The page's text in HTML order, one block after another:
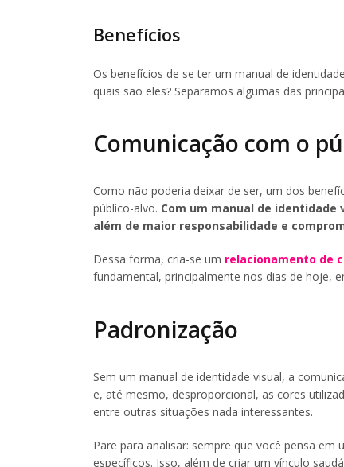
Benefícios
Os benefícios de se ter um manual de
quais são eles? Separamos algumas das
Comunicação com o
Como não poderia deixar de ser, um dos
público-alvo. Com um manual de
além de maior responsabilidade e
Dessa forma, cria-se um relacionamento de
fundamental, principalmente nos dias de hoje,
Padronização
Sem um manual de identidade visual, a
e, até mesmo, desproporcional, as cores
entre outras situações nada interessantes.
Pare para analisar: sempre que você pensa
específicos. Isso, além de criar um vínculo